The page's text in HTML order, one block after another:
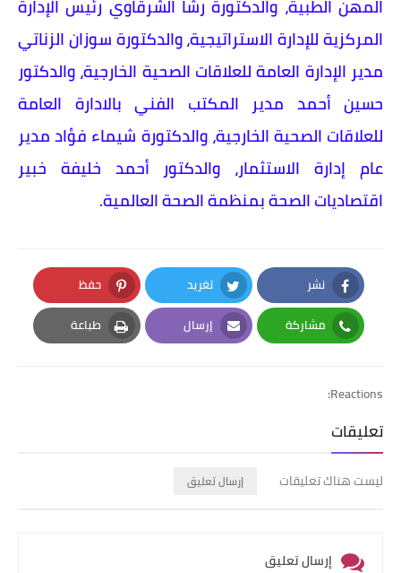
المهن الطبية، والدكتورة رشا الشرقاوي رئيس الإدارة
المركزية للإدارة الاستراتيجية، والدكتورة سوزان الزناتي
مدير الإدارة العامة للعلاقات الصحية الخارجية، والدكتور
حسين أحمد مدير المكتب الفني بالادارة العامة
للعلاقات الصحية الخارجية، والدكتورة شيماء فؤاد مدير
عام إدارة الاستثمار، والدكتور أحمد خليفة خبير
اقتصاديات الصحة بمنظمة الصحة العالمية.
نشر
Facebook
تغريد
Twitter
حفظ
Pinterest
مشاركة
Whatsapp
إرسال
Email
طباعة
Print
Reactions:
تعليقات
ليست هناك تعليقات إرسال تعليق
إرسال تعليق